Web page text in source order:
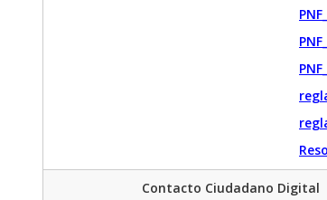
Contacto Ciudadano Digital